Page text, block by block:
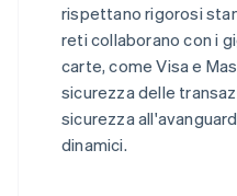
rispettano rigorosi
reti collaborano con i
carte, come Visa e
sicurezza delle
sicurezza
dinamici.